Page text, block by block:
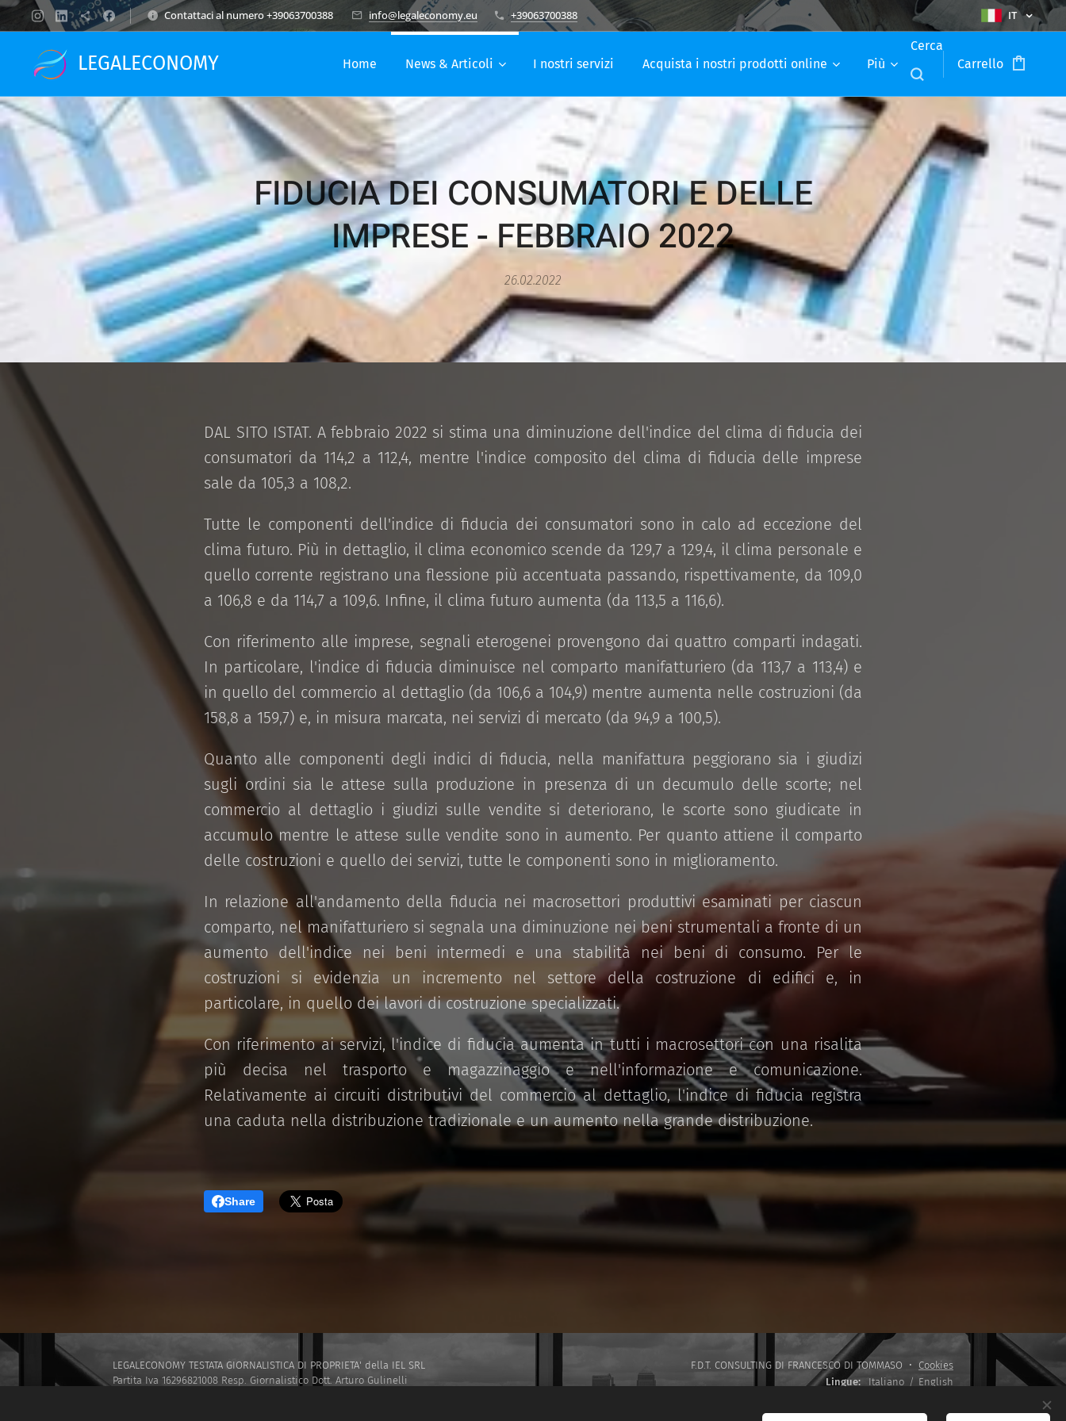
Contattaci al numero +39063700388 info@legaleconomy.eu +39063700388 IT
LEGALECONOMY Home News & Articoli I nostri servizi Acquista i nostri prodotti online Più
Cerca
Carrello
FIDUCIA DEI CONSUMATORI E DELLE
IMPRESE - FEBBRAIO 2022
26.02.2022
DAL SITO ISTAT. A febbraio 2022 si stima una diminuzione dell'indice del clima di fiducia dei
consumatori da 114,2 a 112,4, mentre l'indice composito del clima di fiducia delle imprese
sale da 105,3 a 108,2.
Tutte le componenti dell'indice di fiducia dei consumatori sono in calo ad eccezione del
clima futuro. Più in dettaglio, il clima economico scende da 129,7 a 129,4, il clima personale e
quello corrente registrano una flessione più accentuata passando, rispettivamente, da 109,0
a 106,8 e da 114,7 a 109,6. Infine, il clima futuro aumenta (da 113,5 a 116,6).
Con riferimento alle imprese, segnali eterogenei provengono dai quattro comparti indagati.
In particolare, l'indice di fiducia diminuisce nel comparto manifatturiero (da 113,7 a 113,4) e
in quello del commercio al dettaglio (da 106,6 a 104,9) mentre aumenta nelle costruzioni (da
158,8 a 159,7) e, in misura marcata, nei servizi di mercato (da 94,9 a 100,5).
Quanto alle componenti degli indici di fiducia, nella manifattura peggiorano sia i giudizi
sugli ordini sia le attese sulla produzione in presenza di un decumulo delle scorte; nel
commercio al dettaglio i giudizi sulle vendite si deteriorano, le scorte sono giudicate in
accumulo mentre le attese sulle vendite sono in aumento. Per quanto attiene il comparto
delle costruzioni e quello dei servizi, tutte le componenti sono in miglioramento.
In relazione all'andamento della fiducia nei macrosettori produttivi esaminati per ciascun
comparto, nel manifatturiero si segnala una diminuzione nei beni strumentali a fronte di un
aumento dell'indice nei beni intermedi e una stabilità nei beni di consumo. Per le
costruzioni si evidenzia un incremento nel settore della costruzione di edifici e, in
particolare, in quello dei lavori di costruzione specializzati.
Con riferimento ai servizi, l'indice di fiducia aumenta in tutti i macrosettori con una risalita
più decisa nel trasporto e magazzinaggio e nell'informazione e comunicazione.
Relativamente ai circuiti distributivi del commercio al dettaglio, l'indice di fiducia registra
una caduta nella distribuzione tradizionale e un aumento nella grande distribuzione.
Share
LEGALECONOMY TESTATA GIORNALISTICA DI PROPRIETA' della IEL SRL
Partita Iva 16296821008 Resp. Giornalistico Dott. Arturo Gulinelli
F.D.T. CONSULTING DI FRANCESCO DI TOMMASO
Cookies
Lingue
Italiano English